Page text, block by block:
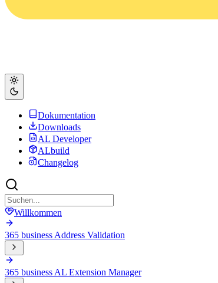
Dokumentation
Downloads
AL Developer
ALbuild
Changelog
Willkommen
365 business Address Validation
365 business AL Extension Manager